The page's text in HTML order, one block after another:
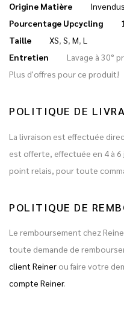
Origine Matière
Invendus
Pourcentage Upcycling
Taille
XS, S, M, L
Entretien
Lavage à 30°
Plus d'offres pour ce produit!
POLITIQUE DE
La livraison est effectuée
est offerte, effectuée en 4 à 6
point relais, pour toute
POLITIQUE DE
Le remboursement chez
toute demande de
client Reiner ou faire votre
compte Reiner.